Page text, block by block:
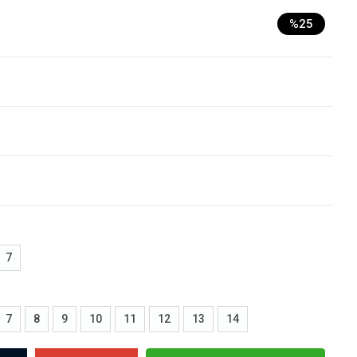
%25
7
7 8 9 10 11 12 13 14